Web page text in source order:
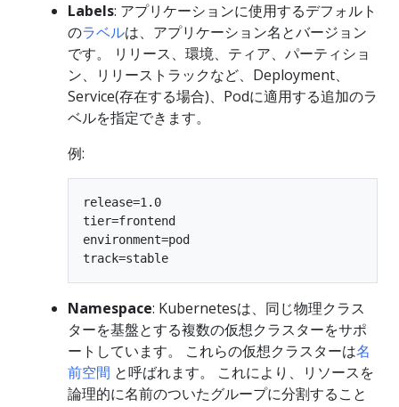
Labels: アプリケーションに使用するデフォルト
のラベルは、アプリケーション名とバージョン
です。 リリース、環境、ティア、パーティショ
ン、リリーストラックなど、Deployment、
Service(存在する場合)、Podに適用する追加のラ
ベルを指定できます。
例:
release=1.0
tier=frontend
environment=pod
Namespace: Kubernetesは、同じ物理クラス
ターを基盤とする複数の仮想クラスターをサポ
ートしています。 これらの仮想クラスターは名
前空間 と呼ばれます。 これにより、リソースを
論理的に名前のついたグループに分割すること